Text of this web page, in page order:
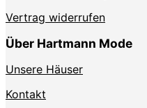
Vertrag widerrufen
Über Hartmann Mode
Unsere Häuser
Kontakt